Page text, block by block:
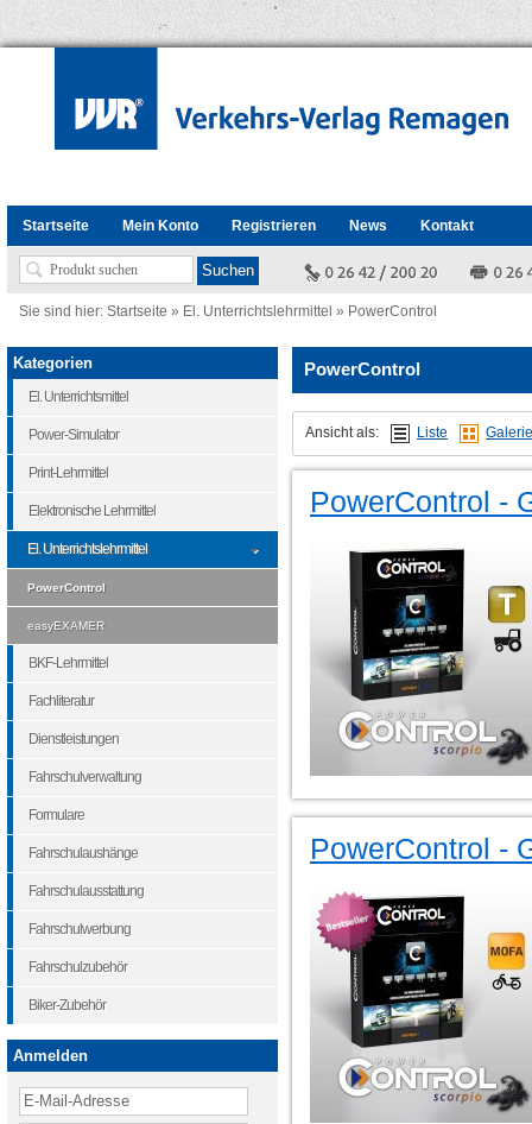
Startseite Mein Konto Registrieren News Kontakt
Sie sind hier: Startseite » El. Unterrichtslehrmittel » PowerControl
PowerControl
Ansicht als: Liste Galerie
PowerControl -
PowerControl -
Kategorien
El. Unterrichtsmittel
Power-Simulator
Print-Lehrmittel
Elektronische Lehrmittel
El. Unterrichtslehrmittel
PowerControl
easyEXAMER
BKF-Lehrmittel
Fachliteratur
Dienstleistungen
Fahrschulverwaltung
Formulare
Fahrschulaushänge
Fahrschulausstattung
Fahrschulwerbung
Fahrschulzubehör
Biker-Zubehör
Anmelden